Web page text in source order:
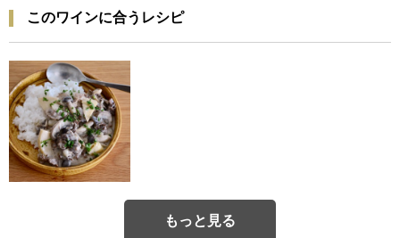
このワインに合うレシピ
もっと見る